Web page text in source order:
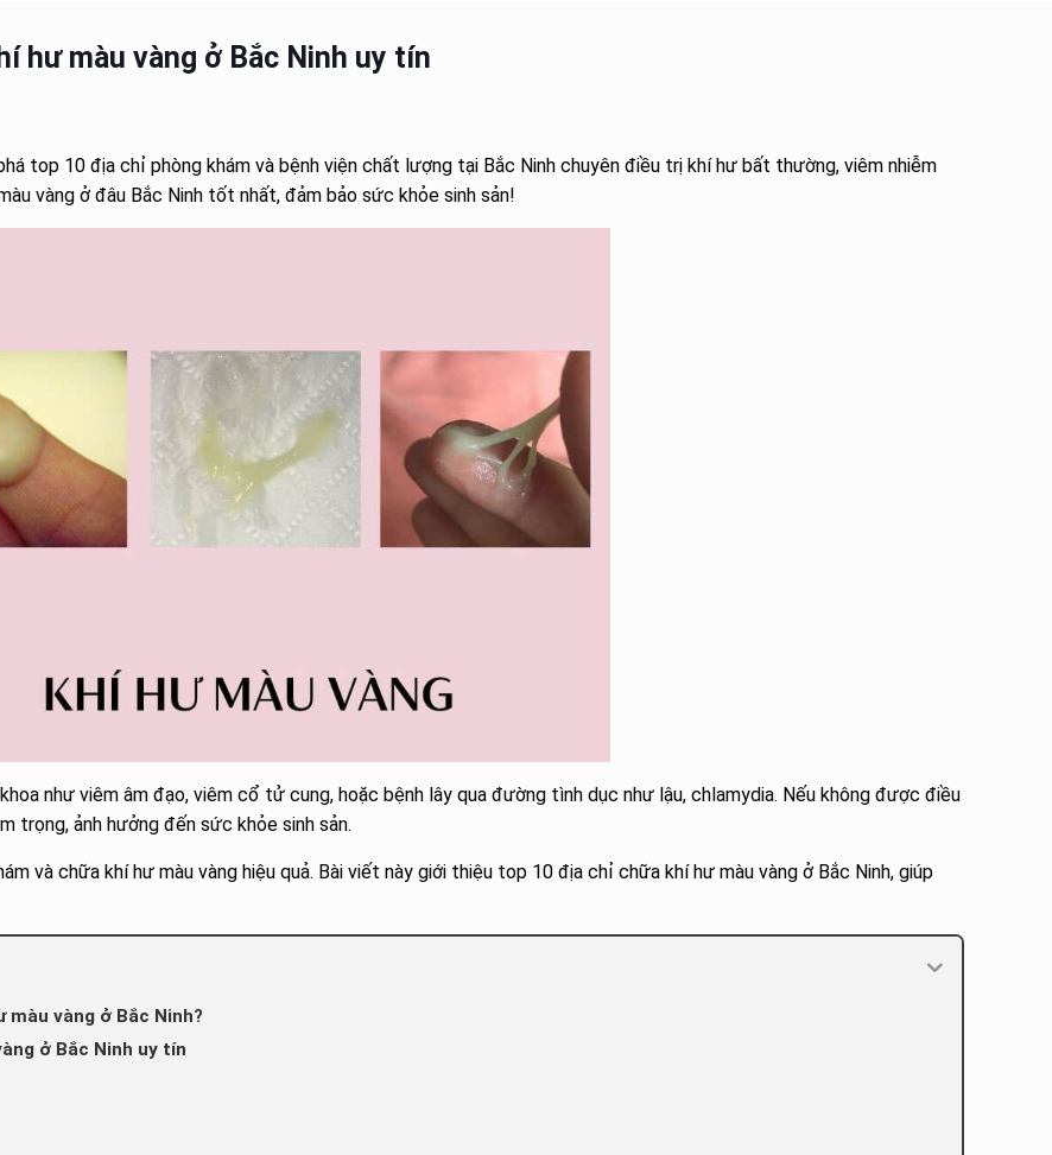
hư màu vàng ở Bắc Ninh uy tín
top 10 địa chỉ phòng khám và bệnh viện chất lượng tại Bắc Ninh chuyên điều trị khí hư bất thường, viêm nhiễm
vàng ở đâu Bắc Ninh tốt nhất, đảm bảo sức khỏe sinh sản!
như viêm âm đạo, viêm cổ tử cung, hoặc bệnh lây qua đường tình dục như lậu, chlamydia. Nếu không được điều
trọng, ảnh hưởng đến sức khỏe sinh sản.
và chữa khí hư màu vàng hiệu quả. Bài viết này giới thiệu top 10 địa chỉ chữa khí hư màu vàng ở Bắc Ninh, giúp
vàng ở Bắc Ninh?
ở Bắc Ninh uy tín